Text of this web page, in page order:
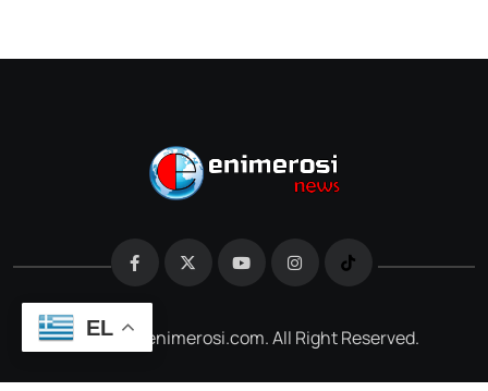
@2026 e-enimerosi.com. All Right Reserved.
EL